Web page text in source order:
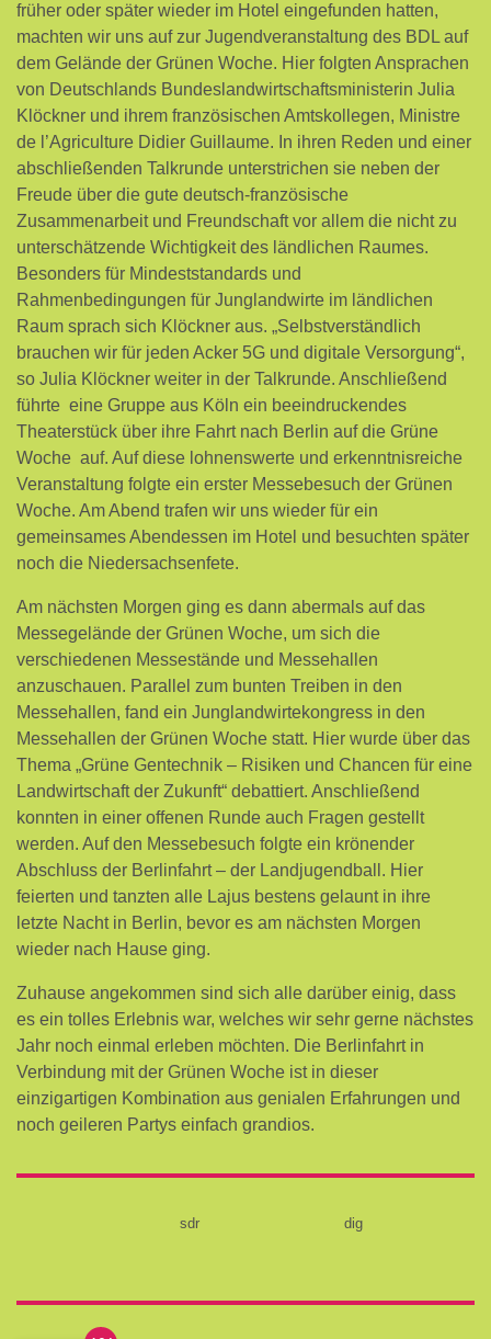
früher oder später wieder im Hotel eingefunden hatten,
machten wir uns auf zur Jugendveranstaltung des BDL auf
dem Gelände der Grünen Woche. Hier folgten Ansprachen
von Deutschlands Bundeslandwirtschaftsministerin Julia
Klöckner und ihrem französischen Amtskollegen, Ministre
de l’Agriculture Didier Guillaume. In ihren Reden und einer
abschließenden Talkrunde unterstrichen sie neben der
Freude über die gute deutsch-französische
Zusammenarbeit und Freundschaft vor allem die nicht zu
unterschätzende Wichtigkeit des ländlichen Raumes.
Besonders für Mindeststandards und
Rahmenbedingungen für Junglandwirte im ländlichen
Raum sprach sich Klöckner aus. „Selbstverständlich
brauchen wir für jeden Acker 5G und digitale Versorgung“,
so Julia Klöckner weiter in der Talkrunde. Anschließend
führte eine Gruppe aus Köln ein beeindruckendes
Theaterstück über ihre Fahrt nach Berlin auf die Grüne
Woche auf. Auf diese lohnenswerte und erkenntnisreiche
Veranstaltung folgte ein erster Messebesuch der Grünen
Woche. Am Abend trafen wir uns wieder für ein
gemeinsames Abendessen im Hotel und besuchten später
noch die Niedersachsenfete.
Am nächsten Morgen ging es dann abermals auf das
Messegelände der Grünen Woche, um sich die
verschiedenen Messestände und Messehallen
anzuschauen. Parallel zum bunten Treiben in den
Messehallen, fand ein Junglandwirtekongress in den
Messehallen der Grünen Woche statt. Hier wurde über das
Thema „Grüne Gentechnik – Risiken und Chancen für eine
Landwirtschaft der Zukunft“ debattiert. Anschließend
konnten in einer offenen Runde auch Fragen gestellt
werden. Auf den Messebesuch folgte ein krönender
Abschluss der Berlinfahrt – der Landjugendball. Hier
feierten und tanzten alle Lajus bestens gelaunt in ihre
letzte Nacht in Berlin, bevor es am nächsten Morgen
wieder nach Hause ging.
Zuhause angekommen sind sich alle darüber einig, dass
es ein tolles Erlebnis war, welches wir sehr gerne nächstes
Jahr noch einmal erleben möchten. Die Berlinfahrt in
Verbindung mit der Grünen Woche ist in dieser
einzigartigen Kombination aus genialen Erfahrungen und
noch geileren Partys einfach grandios.
sdr dig